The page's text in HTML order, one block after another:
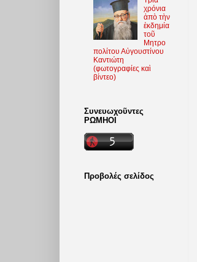
χρόνια
ἀπὸ τὴν
ἐκδημία
τοῦ
Μητρο
πολίτου Αὐγουστίνου
Καντιώτη
(φωτoγραφίες καὶ
βίντεο)
Συνευωχοῦντες
ΡΩΜΗΟΙ
Προβολές σελίδος